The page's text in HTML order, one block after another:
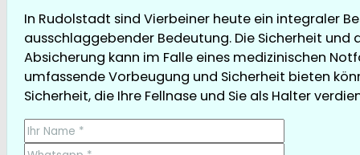
In Rudolstadt sind Vierbeiner heute ein integraler
ausschlaggebender Bedeutung. Die Sicherheit und
Absicherung kann im Falle eines medizinischen
umfassende Vorbeugung und Sicherheit bieten
Sicherheit, die Ihre Fellnase und Sie als Halter